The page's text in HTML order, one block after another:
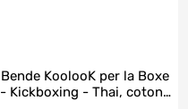
Bende KoolooK per la Boxe
- Kickboxing - Thai, cotone